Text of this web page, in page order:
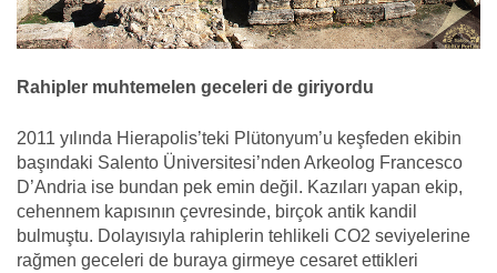
Rahipler muhtemelen geceleri de giriyordu
2011 yılında Hierapolis’teki Plütonyum’u keşfeden ekibin
başındaki Salento Üniversitesi’nden Arkeolog Francesco
D’Andria ise bundan pek emin değil. Kazıları yapan ekip,
cehennem kapısının çevresinde, birçok antik kandil
bulmuştu. Dolayısıyla rahiplerin tehlikeli CO2 seviyelerine
rağmen geceleri de buraya girmeye cesaret ettikleri